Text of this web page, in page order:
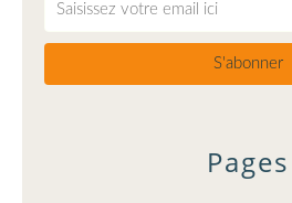
Pages